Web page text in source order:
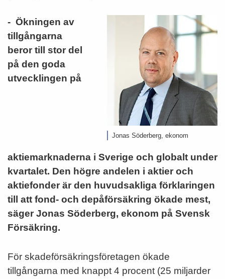
Jonas Söderberg, ekonom
- Ökningen av
tillgångarna
beror till stor del
på den goda
utvecklingen på
aktiemarknaderna i Sverige och globalt under
kvartalet. Den högre andelen i aktier och
aktiefonder är den huvudsakliga förklaringen
till att fond- och depåförsäkring ökade mest,
säger Jonas Söderberg, ekonom på Svensk
Försäkring.
För skadeförsäkringsföretagen ökade
tillgångarna med knappt 4 procent (25 miljarder